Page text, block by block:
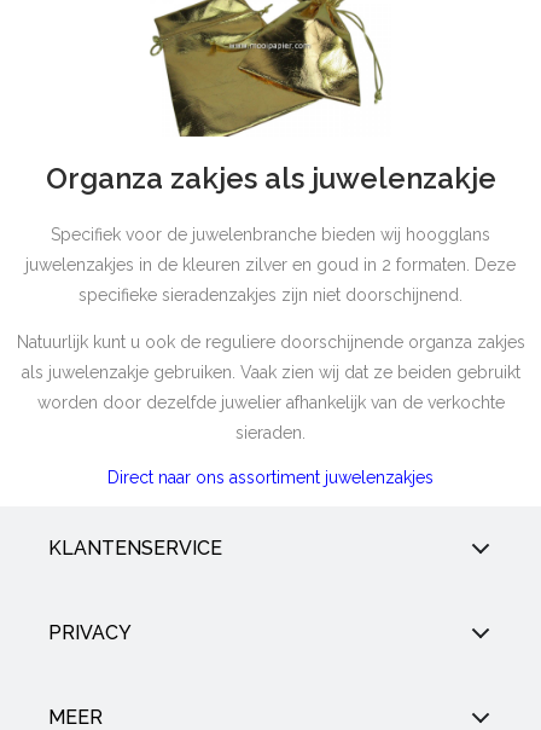
Organza zakjes als juwelenzakje
Specifiek voor de juwelenbranche bieden wij hoogglans
juwelenzakjes in de kleuren zilver en goud in 2 formaten. Deze
specifieke sieradenzakjes zijn niet doorschijnend.
Natuurlijk kunt u ook de reguliere doorschijnende organza zakjes
als juwelenzakje gebruiken. Vaak zien wij dat ze beiden gebruikt
worden door dezelfde juwelier afhankelijk van de verkochte
sieraden.
Direct naar ons assortiment juwelenzakjes
KLANTENSERVICE
PRIVACY
MEER